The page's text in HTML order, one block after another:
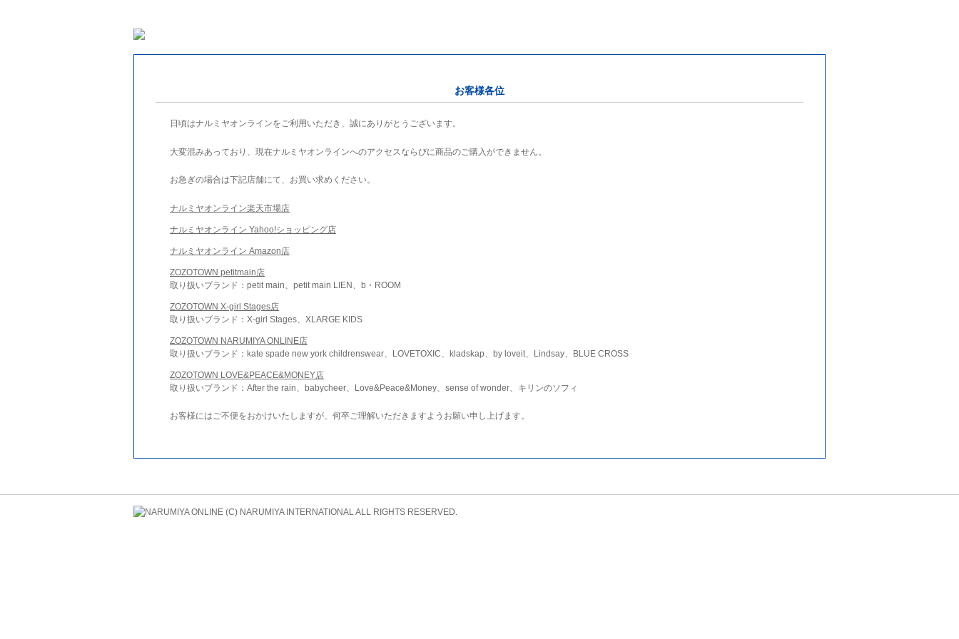
お客様各位
日頃はナルミヤオンラインをご利用いただき、誠にありがとうございます。
大変混みあっており、現在ナルミヤオンラインへのアクセスならびに商品のご購入ができません。
お急ぎの場合は下記店舗にて、お買い求めください。
ナルミヤオンライン楽天市場店
ナルミヤオンライン Yahoo!ショッピング店
ナルミヤオンライン Amazon店
ZOZOTOWN petitmain店
取り扱いブランド：petit main、petit main LIEN、b・ROOM
ZOZOTOWN X-girl Stages店
取り扱いブランド：X-girl Stages、XLARGE KIDS
ZOZOTOWN NARUMIYA ONLINE店
取り扱いブランド：kate spade new york childrenswear、LOVETOXIC、kladskap、by loveit、Lindsay、BLUE CROSS
ZOZOTOWN LOVE&PEACE&MONEY店
取り扱いブランド：After the rain、babycheer、Love&Peace&Money、sense of wonder、キリンのソフィ
お客様にはご不便をおかけいたしますが、何卒ご理解いただきますようお願い申し上げます。